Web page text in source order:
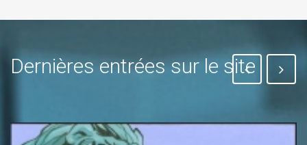
Dernières entrées sur le site